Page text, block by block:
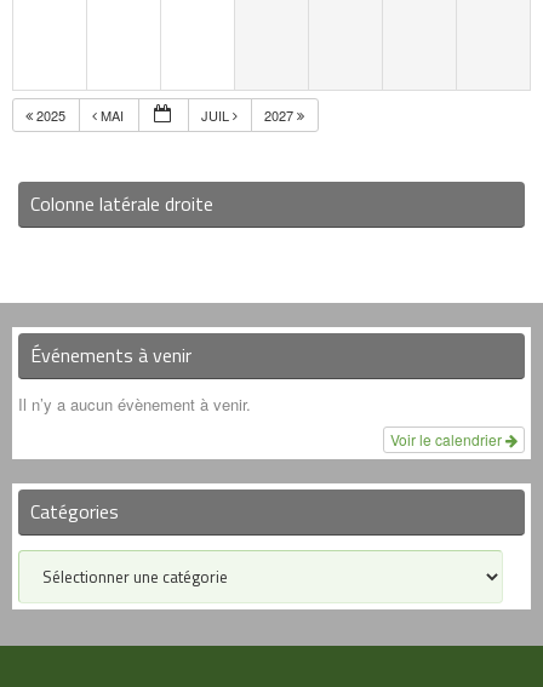
2025 MAI JUIL 2027
Colonne latérale droite
Événements à venir
Il n’y a aucun évènement à venir.
Voir le calendrier
Catégories